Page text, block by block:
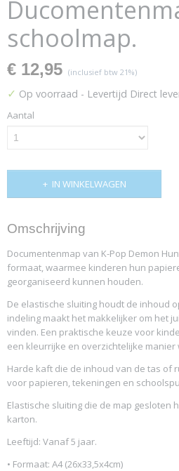
schoolmap.
€ 12,95 (inclusief btw 21%)
✓ Op voorraad - Levertijd Direct
Aantal
IN WINKELWAGEN
Omschrijving
Documentenmap van K-Pop Demon
formaat, waarmee kinderen hun
georganiseerd kunnen houden.
De elastische sluiting houdt de inhoud
indeling maakt het makkelijker om het
vinden. Een praktische keuze voor
een kleurrijke en overzichtelijke manier
Harde kaft die de inhoud van de tas of
voor papieren, tekeningen en
Elastische sluiting die de map gesloten
karton.
Leeftijd: Vanaf 5 jaar.
• Formaat: A4 (26x33,5x4cm)